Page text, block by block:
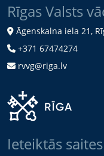
Rīgas Valsts
Āgenskalna iela 21,
+371 67474274
rvvg@riga.lv
Ieteiktās saites